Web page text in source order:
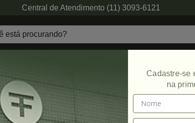
Central de Atendimento (11) 3093-6121
Cadastre-se
na